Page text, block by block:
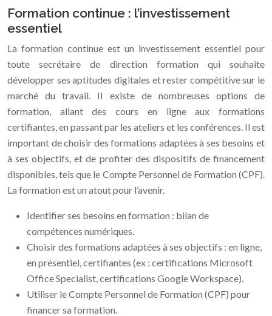
Formation continue : l’investissement
essentiel
La formation continue est un investissement essentiel pour
toute secrétaire de direction formation qui souhaite
développer ses aptitudes digitales et rester compétitive sur le
marché du travail. Il existe de nombreuses options de
formation, allant des cours en ligne aux formations
certifiantes, en passant par les ateliers et les conférences. Il est
important de choisir des formations adaptées à ses besoins et
à ses objectifs, et de profiter des dispositifs de financement
disponibles, tels que le Compte Personnel de Formation (CPF).
La formation est un atout pour l’avenir.
Identifier ses besoins en formation : bilan de
compétences numériques.
Choisir des formations adaptées à ses objectifs : en ligne,
en présentiel, certifiantes (ex : certifications Microsoft
Office Specialist, certifications Google Workspace).
Utiliser le Compte Personnel de Formation (CPF) pour
financer sa formation.